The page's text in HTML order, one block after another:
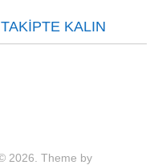
KALIN
2026. Theme by